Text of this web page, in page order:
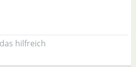
hilfreich